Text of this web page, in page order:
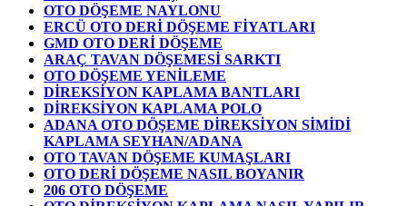
OTO DÖŞEME NAYLONU
ERCÜ OTO DERİ DÖŞEME FİYATLARI
GMD OTO DERİ DÖŞEME
ARAÇ TAVAN DÖŞEMESİ SARKTI
OTO DÖŞEME YENİLEME
DİREKSİYON KAPLAMA BANTLARI
DİREKSİYON KAPLAMA POLO
ADANA OTO DÖŞEME DİREKSİYON SİMİDİ
KAPLAMA SEYHAN/ADANA
OTO TAVAN DÖŞEME KUMAŞLARI
OTO DERİ DÖŞEME NASIL BOYANIR
206 OTO DÖŞEME